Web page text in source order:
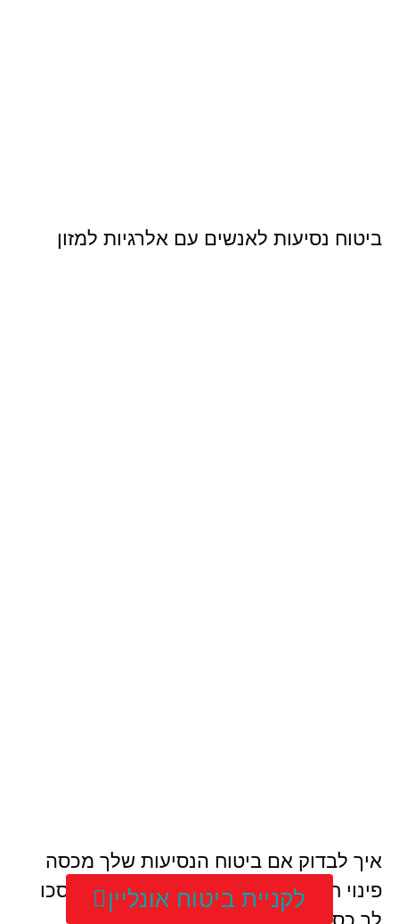
ביטוח נסיעות לאנשים עם אלרגיות למזון
איך לבדוק אם ביטוח הנסיעות שלך מכסה
פינוי חירום רפואי: טיפים מפתיעים שיחסכו
לקניית ביטוח אונליין